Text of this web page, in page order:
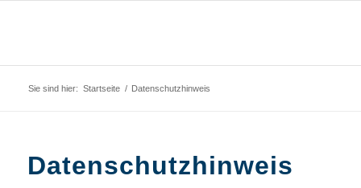
Sie sind hier: Startseite / Datenschutzhinweis
Datenschutzhinweis